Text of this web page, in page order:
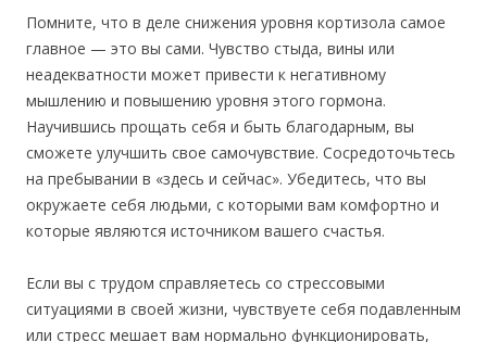
Помните, что в деле снижения уровня кортизола самое
главное — это вы сами. Чувство стыда, вины или
неадекватности может привести к негативному
мышлению и повышению уровня этого гормона.
Научившись прощать себя и быть благодарным, вы
сможете улучшить свое самочувствие. Сосредоточьтесь
на пребывании в «здесь и сейчас». Убедитесь, что вы
окружаете себя людьми, с которыми вам комфортно и
которые являются источником вашего счастья.
Если вы с трудом справляетесь со стрессовыми
ситуациями в своей жизни, чувствуете себя подавленным
или стресс мешает вам нормально функционировать,